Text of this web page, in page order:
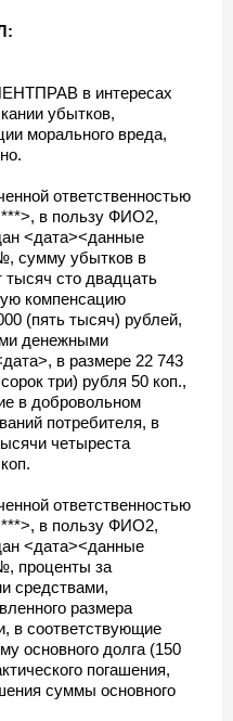
в интересах
убытков,
морального вреда,
ответственностью
в пользу ФИО2,
<дата><данные
сумму убытков в
тысяч сто двадцать
компенсацию
(пять тысяч) рублей,
денежными
в размере 22 743
три) рубля 50 коп.,
в добровольном
потребителя, в
четыреста
ответственностью
в пользу ФИО2,
<дата><данные
проценты за
средствами,
размера
в соответствующие
основного долга (150
погашения,
суммы основного